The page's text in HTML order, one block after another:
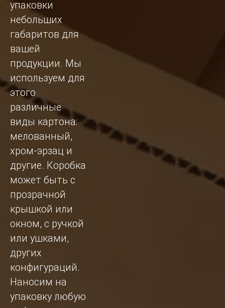
упаковки
небольших
габаритов для
вашей
продукции. Мы
используем для
этого
различные
виды картона:
мелованный,
хром-эрзац и
другие. Коробка
может быть с
прозрачной
крышкой или
окном, с ручкой
или ушками,
других
конфигураций.
Наносим на
упаковку любую